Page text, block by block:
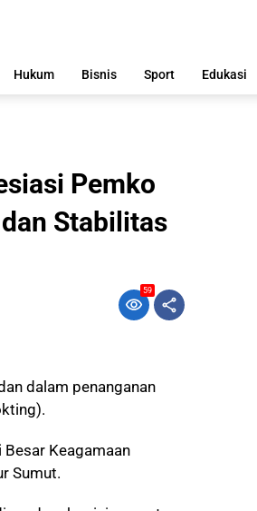
Hukum Bisnis Sport Edukasi
Pemko
Stabilitas
59
dalam penanganan
Keagamaan
Sumut.